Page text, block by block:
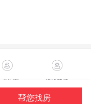
帮您找房
点地图 投诉建议